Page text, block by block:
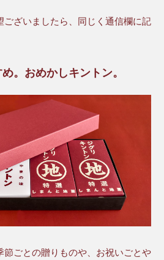
ざいましたら、同じく通信欄に記
。おめかしキントン。
節ごとの贈りものや、お祝いごとや